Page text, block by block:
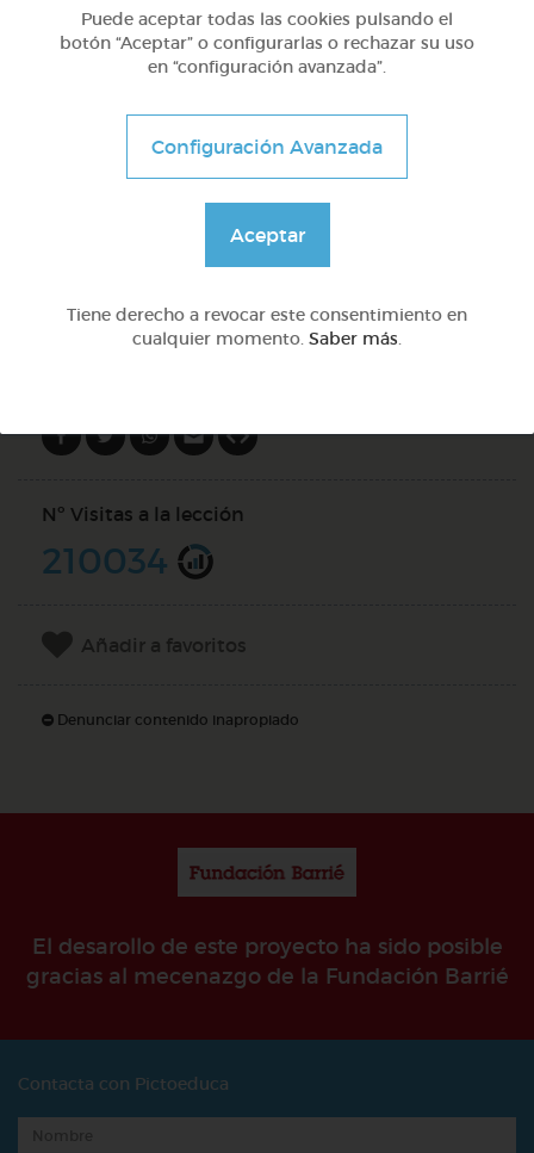
1º Primaria (6-7 años)
Geometría y fotografía
DOCS (4)
Nº Visitas a la lección
210034
Añadir a favoritos
Denunciar contenido inapropiado
El desarollo de este proyecto ha sido posible
gracias al mecenazgo de la Fundación Barrié
Contacta con Pictoeduca
Puede aceptar todas las cookies pulsando el
botón “Aceptar” o configurarlas o rechazar su uso
en “configuración avanzada”.
Configuración Avanzada
Aceptar
Tiene derecho a revocar este consentimiento en
cualquier momento. Saber más.